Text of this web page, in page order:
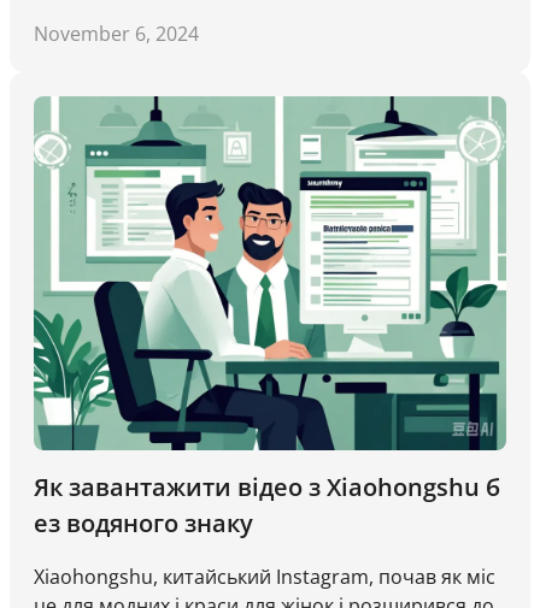
ірний інструмент, як DataTool, дозволяє доступ д
November 6, 2024
Як завантажити відео з Xiaohongshu б
ез водяного знаку
Xiaohongshu, китайський Instagram, почав як міс